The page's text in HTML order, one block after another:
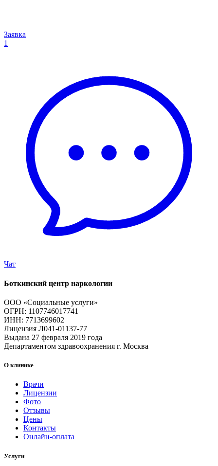
Заявка
1
Чат
Боткинский центр наркологии
ООО «Социальные услуги»
ОГРН: 1107746017741
ИНН: 7713699602
Лицензия Л041-01137-77
Выдана 27 февраля 2019 года
Департаментом здравоохранения г. Москва
О клинике
Врачи
Лицензии
Фото
Отзывы
Цены
Контакты
Онлайн-оплата
Услуги